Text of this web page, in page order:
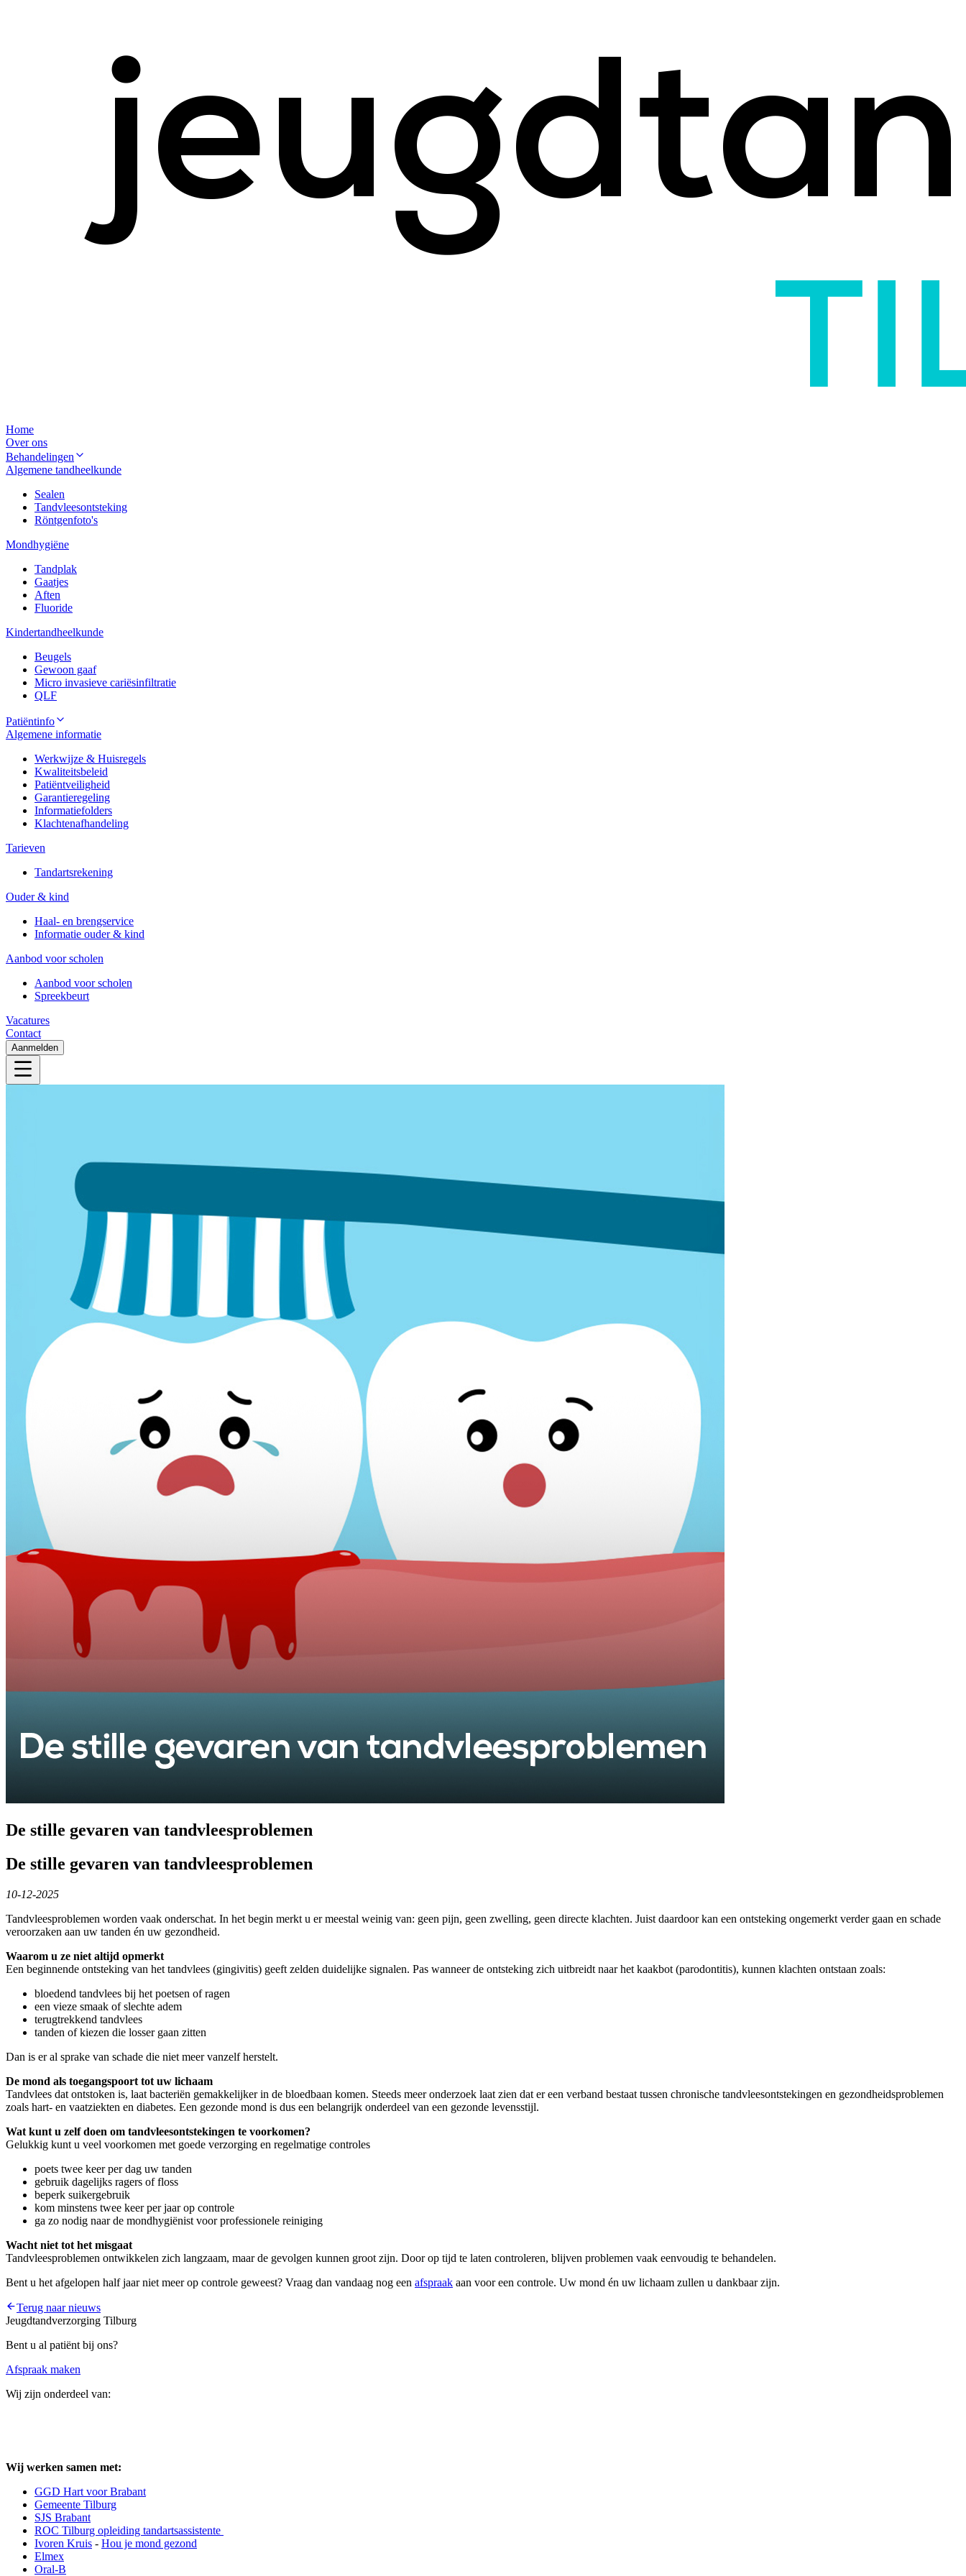
Home
Over ons
Behandelingen
Algemene tandheelkunde
Sealen
Tandvleesontsteking
Röntgenfoto's
Mondhygiëne
Tandplak
Gaatjes
Aften
Fluoride
Kindertandheelkunde
Beugels
Gewoon gaaf
Micro invasieve cariësinfiltratie
QLF
Patiëntinfo
Algemene informatie
Werkwijze & Huisregels
Kwaliteitsbeleid
Patiëntveiligheid
Garantieregeling
Informatiefolders
Klachtenafhandeling
Tarieven
Tandartsrekening
Ouder & kind
Haal- en brengservice
Informatie ouder & kind
Aanbod voor scholen
Aanbod voor scholen
Spreekbeurt
Vacatures
Contact
Aanmelden
De stille gevaren van tandvleesproblemen
De stille gevaren van tandvleesproblemen
10-12-2025
Tandvleesproblemen worden vaak onderschat. In het begin merkt u er meestal weinig van: geen pijn, geen zwelling, geen directe klachten. Juist daardoor kan een ontsteking ongemerkt verder gaan en schade
veroorzaken aan uw tanden én uw gezondheid.
Waarom u ze niet altijd opmerkt
Een beginnende ontsteking van het tandvlees (gingivitis) geeft zelden duidelijke signalen. Pas wanneer de ontsteking zich uitbreidt naar het kaakbot (parodontitis), kunnen klachten ontstaan zoals:
bloedend tandvlees bij het poetsen of ragen
een vieze smaak of slechte adem
terugtrekkend tandvlees
tanden of kiezen die losser gaan zitten
Dan is er al sprake van schade die niet meer vanzelf herstelt.
De mond als toegangspoort tot uw lichaam
Tandvlees dat ontstoken is, laat bacteriën gemakkelijker in de bloedbaan komen. Steeds meer onderzoek laat zien dat er een verband bestaat tussen chronische tandvleesontstekingen en gezondheidsproblemen
zoals hart- en vaatziekten en diabetes. Een gezonde mond is dus een belangrijk onderdeel van een gezonde levensstijl.
Wat kunt u zelf doen om tandvleesontstekingen te voorkomen?
Gelukkig kunt u veel voorkomen met goede verzorging en regelmatige controles
poets twee keer per dag uw tanden
gebruik dagelijks ragers of floss
beperk suikergebruik
kom minstens twee keer per jaar op controle
ga zo nodig naar de mondhygiënist voor professionele reiniging
Wacht niet tot het misgaat
Tandvleesproblemen ontwikkelen zich langzaam, maar de gevolgen kunnen groot zijn. Door op tijd te laten controleren, blijven problemen vaak eenvoudig te behandelen.
Bent u het afgelopen half jaar niet meer op controle geweest? Vraag dan vandaag nog een afspraak aan voor een controle. Uw mond én uw lichaam zullen u dankbaar zijn.
Terug naar nieuws
Jeugdtandverzorging Tilburg
Bent u al patiënt bij ons?
Afspraak maken
Wij zijn onderdeel van:
Wij werken samen met:
GGD Hart voor Brabant
Gemeente Tilburg
SJS Brabant
ROC Tilburg opleiding tandartsassistente
Ivoren Kruis - Hou je mond gezond
Elmex
Oral-B